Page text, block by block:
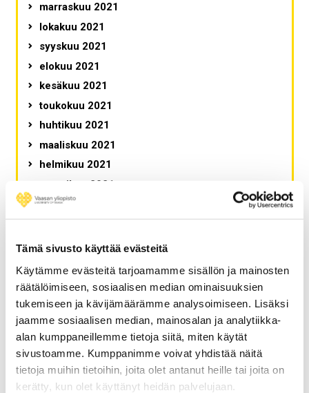
Tämä sivusto käyttää evästeitä
Käytämme evästeitä tarjoamamme sisällön ja mainosten
räätälöimiseen, sosiaalisen median ominaisuuksien
tukemiseen ja kävijämäärämme analysoimiseen. Lisäksi
jaamme sosiaalisen median, mainosalan ja analytiikka-
alan kumppaneillemme tietoja siitä, miten käytät
sivustoamme. Kumppanimme voivat yhdistää näitä
tietoja muihin tietoihin, joita olet antanut heille tai joita on
kerätty, kun olet käyttänyt heidän palvelujaan.
marraskuu 2021
lokakuu 2021
syyskuu 2021
elokuu 2021
kesäkuu 2021
toukokuu 2021
huhtikuu 2021
maaliskuu 2021
helmikuu 2021
tammikuu 2021
joulukuu 2020
marraskuu 2020
lokakuu 2020
elokuu 2020
heinäkuu 2020
kesäkuu 2020
toukokuu 2020
huhtikuu 2020
maaliskuu 2020